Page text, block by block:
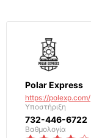
Polar Express
https://polexp.com/
Υποστήριξη
732-446-6722
Βαθμολογία